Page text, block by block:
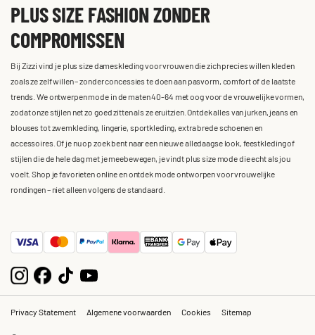
PLUS SIZE FASHION ZONDER
COMPROMISSEN
Bij Zizzi vind je plus size dameskleding voor vrouwen die zich precies willen kleden
zoals ze zelf willen – zonder concessies te doen aan pasvorm, comfort of de laatste
trends. We ontwerpen mode in de maten 40-64 met oog voor de vrouwelijke vormen,
zodat onze stijlen net zo goed zitten als ze eruitzien. Ontdek alles van jurken, jeans en
blouses tot zwemkleding, lingerie, sportkleding, extra brede schoenen en
accessoires. Of je nu op zoek bent naar een nieuwe alledaagse look, feestkleding of
stijlen die de hele dag met je meebewegen, je vindt plus size mode die echt als jou
voelt. Shop je favorieten online en ontdek mode ontworpen voor vrouwelijke
rondingen – niet alleen volgens de standaard.
Privacy Statement Algemene voorwaarden Cookies Sitemap